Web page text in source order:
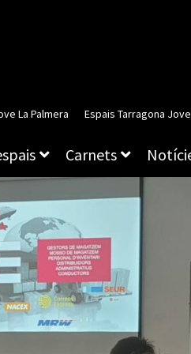
La Palmera Espais Tarragona Jove
Carnets